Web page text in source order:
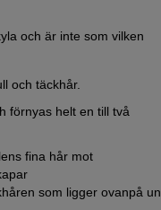
och är inte som vilken
och täckhår.
förnyas helt en till två
fina hår mot
som ligger ovanpå